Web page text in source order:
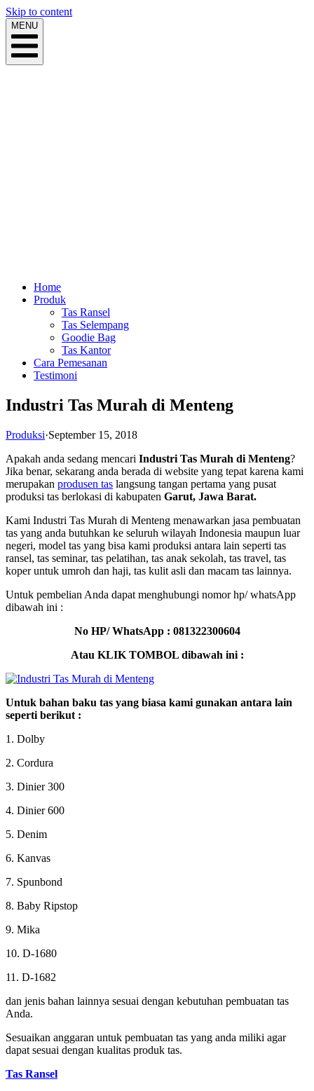
Skip to content
MENU
Home
Produk
Tas Ransel
Tas Selempang
Goodie Bag
Tas Kantor
Cara Pemesanan
Testimoni
Industri Tas Murah di Menteng
Produksi·September 15, 2018
Apakah anda sedang mencari Industri Tas Murah di Menteng?
Jika benar, sekarang anda berada di website yang tepat karena kami
merupakan produsen tas langsung tangan pertama yang pusat
produksi tas berlokasi di kabupaten Garut, Jawa Barat.
Kami Industri Tas Murah di Menteng menawarkan jasa pembuatan
tas yang anda butuhkan ke seluruh wilayah Indonesia maupun luar
negeri, model tas yang bisa kami produksi antara lain seperti tas
ransel, tas seminar, tas pelatihan, tas anak sekolah, tas travel, tas
koper untuk umroh dan haji, tas kulit asli dan macam tas lainnya.
Untuk pembelian Anda dapat menghubungi nomor hp/ whatsApp
dibawah ini :
No HP/ WhatsApp : 081322300604
Atau KLIK TOMBOL dibawah ini :
Untuk bahan baku tas yang biasa kami gunakan antara lain
seperti berikut :
1. Dolby
2. Cordura
3. Dinier 300
4. Dinier 600
5. Denim
6. Kanvas
7. Spunbond
8. Baby Ripstop
9. Mika
10. D-1680
11. D-1682
dan jenis bahan lainnya sesuai dengan kebutuhan pembuatan tas
Anda.
Sesuaikan anggaran untuk pembuatan tas yang anda miliki agar
dapat sesuai dengan kualitas produk tas.
Tas Ransel